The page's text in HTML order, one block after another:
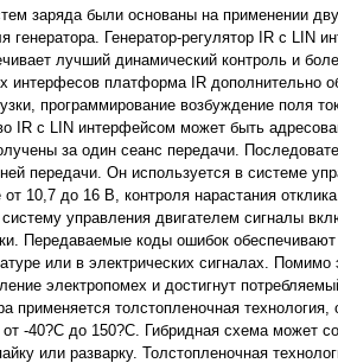
заряда были основаны на применении
генератора. Генератор-регулятор IR с LIN
лучший динамический контроль и
интерфесов платформа IR дополнительно
программирование возбуждение поля
IR с LIN интерфейсом может быть
за один сеанс передачи.
передачи. Он используется в системе
10,7 до 16 В, контроля нарастания
управления двигателем сигналы
Передаваемые коды ошибок
или в электрических сигналах. Помимо
электропомех и достигнут
применяется толстопленочная
-40?C до 150?C. Гибридная схема может
или разварку. Толстопленочная